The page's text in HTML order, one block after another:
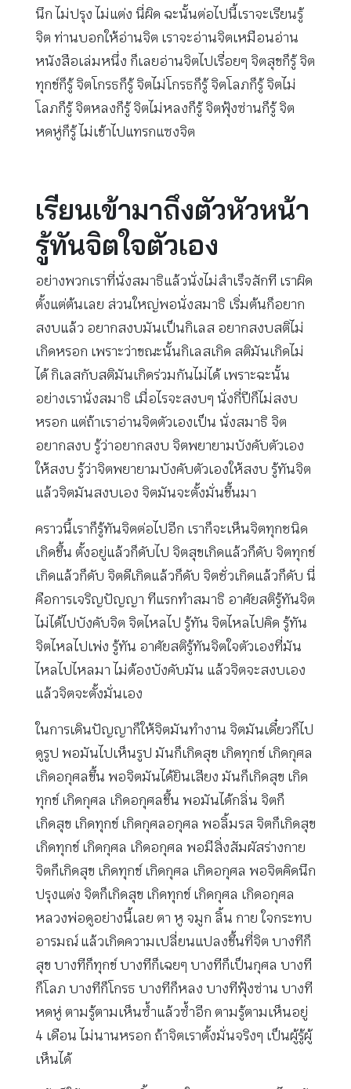
นึก ไม่ปรุง ไม่แต่ง นี่ผิด ฉะนั้นต่อไปนี้เราจะเรียนรู้
จิต ท่านบอกให้อ่านจิต เราจะอ่านจิตเหมือนอ่าน
หนังสือเล่มหนึ่ง ก็เลยอ่านจิตไปเรื่อยๆ จิตสุขก็รู้ จิต
ทุกข์ก็รู้ จิตโกรธก็รู้ จิตไม่โกรธก็รู้ จิตโลภก็รู้ จิตไม่
โลภก็รู้ จิตหลงก็รู้ จิตไม่หลงก็รู้ จิตฟุ้งซ่านก็รู้ จิต
หดหู่ก็รู้ ไม่เข้าไปแทรกแซงจิต
เรียนเข้ามาถึงตัวหัวหน้า
รู้ทันจิตใจตัวเอง
อย่างพวกเราที่นั่งสมาธิแล้วนั่งไม่สำเร็จสักที เราผิด
ตั้งแต่ต้นเลย ส่วนใหญ่พอนั่งสมาธิ เริ่มต้นก็อยาก
สงบแล้ว อยากสงบมันเป็นกิเลส อยากสงบสติไม่
เกิดหรอก เพราะว่าขณะนั้นกิเลสเกิด สติมันเกิดไม่
ได้ กิเลสกับสติมันเกิดร่วมกันไม่ได้ เพราะฉะนั้น
อย่างเรานั่งสมาธิ เมื่อไรจะสงบๆ นั่งกี่ปีก็ไม่สงบ
หรอก แต่ถ้าเราอ่านจิตตัวเองเป็น นั่งสมาธิ จิต
อยากสงบ รู้ว่าอยากสงบ จิตพยายามบังคับตัวเอง
ให้สงบ รู้ว่าจิตพยายามบังคับตัวเองให้สงบ รู้ทันจิต
แล้วจิตมันสงบเอง จิตมันจะตั้งมั่นขึ้นมา
คราวนี้เราก็รู้ทันจิตต่อไปอีก เราก็จะเห็นจิตทุกชนิด
เกิดขึ้น ตั้งอยู่แล้วก็ดับไป จิตสุขเกิดแล้วก็ดับ จิตทุกข์
เกิดแล้วก็ดับ จิตดีเกิดแล้วก็ดับ จิตชั่วเกิดแล้วก็ดับ นี่
คือการเจริญปัญญา ทีแรกทำสมาธิ อาศัยสติรู้ทันจิต
ไม่ได้ไปบังคับจิต จิตไหลไป รู้ทัน จิตไหลไปคิด รู้ทัน
จิตไหลไปเพ่ง รู้ทัน อาศัยสติรู้ทันจิตใจตัวเองที่มัน
ไหลไปไหลมา ไม่ต้องบังคับมัน แล้วจิตจะสงบเอง
แล้วจิตจะตั้งมั่นเอง
ในการเดินปัญญาก็ให้จิตมันทำงาน จิตมันเดี๋ยวก็ไป
ดูรูป พอมันไปเห็นรูป มันก็เกิดสุข เกิดทุกข์ เกิดกุศล
เกิดอกุศลขึ้น พอจิตมันได้ยินเสียง มันก็เกิดสุข เกิด
ทุกข์ เกิดกุศล เกิดอกุศลขึ้น พอมันได้กลิ่น จิตก็
เกิดสุข เกิดทุกข์ เกิดกุศลอกุศล พอลิ้มรส จิตก็เกิดสุข
เกิดทุกข์ เกิดกุศล เกิดอกุศล พอมีสิ่งสัมผัสร่างกาย
จิตก็เกิดสุข เกิดทุกข์ เกิดกุศล เกิดอกุศล พอจิตคิดนึก
ปรุงแต่ง จิตก็เกิดสุข เกิดทุกข์ เกิดกุศล เกิดอกุศล
หลวงพ่อดูอย่างนี้เลย ตา หู จมูก ลิ้น กาย ใจกระทบ
อารมณ์ แล้วเกิดความเปลี่ยนแปลงขึ้นที่จิต บางทีก็
สุข บางทีก็ทุกข์ บางทีก็เฉยๆ บางทีก็เป็นกุศล บางที
ก็โลภ บางทีก็โกรธ บางทีก็หลง บางทีฟุ้งซ่าน บางที
หดหู่ ตามรู้ตามเห็นซ้ำแล้วซ้ำอีก ตามรู้ตามเห็นอยู่
4 เดือน ไม่นานหรอก ถ้าจิตเราตั้งมั่นจริงๆ เป็นผู้รู้ผู้
เห็นได้